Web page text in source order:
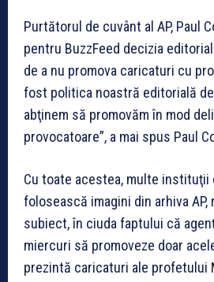
Purtătorul de cuvânt al AP, Paul
pentru BuzzFeed decizia
de a nu promova caricaturi cu
fost politica noastră editorială
abţinem să promovăm în mod
provocatoare”, a mai spus Paul
Cu toate acestea, multe instituţii
folosească imagini din arhiva
subiect, în ciuda faptului că
miercuri să promoveze doar
prezintă caricaturi ale profetului